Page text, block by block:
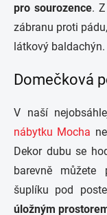
pro sourozence.
zábranu proti
látkový baldachýn.
Domečková
V naší
nábytku Mocha
Dekor dubu se
barevně
šuplíku pod
úložným